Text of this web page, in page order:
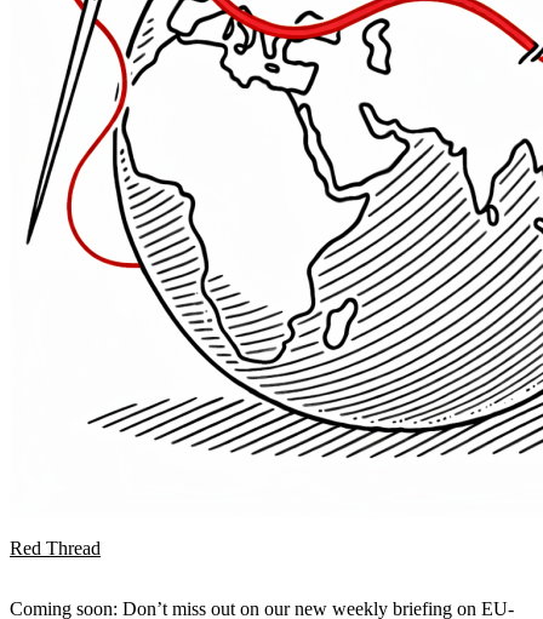
Red Thread
Coming soon: Don’t miss out on our new weekly briefing on EU-